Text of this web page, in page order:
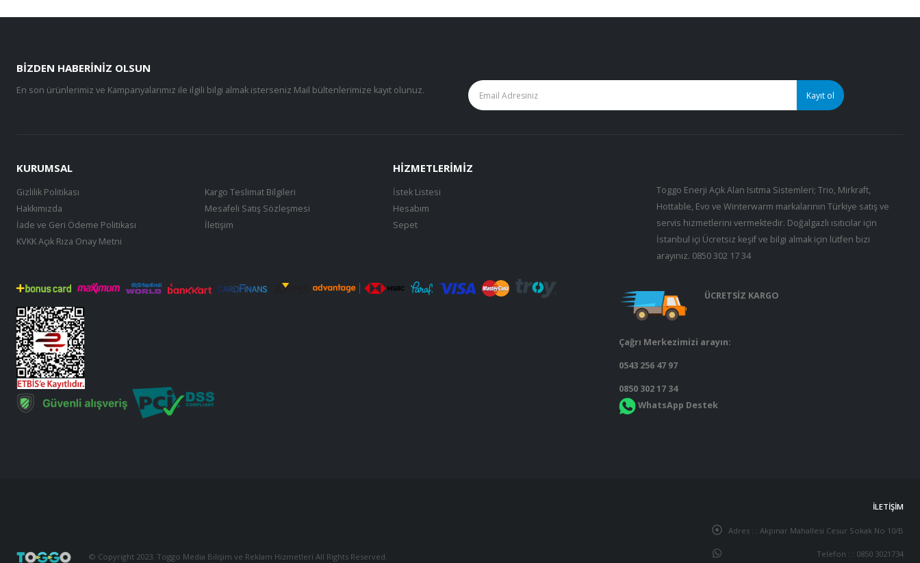
BIZDEN HABERINIZ OLSUN
En son ürünlerimiz ve Kampanyalarımız ile ilgili bilgi almak isterseniz Mail bültenlerimize kayıt olunuz.
KURUMSAL
Gizlilik Politikası
Hakkımızda
İade ve Geri Ödeme Politikası
KVKK Açık Rıza Onay Metni
Kargo Teslimat Bilgileri
Mesafeli Satış Sözleşmesi
İletişim
HIZMETLERIMIZ
İstek Listesi
Hesabım
Sepet
Toggo Enerji Açık Alan Isıtma Sistemleri; Trio, Mirkraft,
Hottable, Evo ve Winterwarm markalarının Türkiye satış ve
servis hizmetlerini vermektedir. Doğalgazlı ısıtıcılar için
İstanbul içi Ücretsiz keşif ve bilgi almak için lütfen bizi
arayınız. 0850 302 17 34
ÜCRETSİZ KARGO
Çağrı Merkezimizi arayın:
0543 256 47 97
0850 302 17 34
WhatsApp Destek
© Copyright 2023. Toggo Media Bilişim ve Reklam Hizmetleri All Rights Reserved.
İLETIŞIM
Adres : : Akpınar Mahallesi Cesur Sokak No 10/B
Telefon : : 0850 3021734